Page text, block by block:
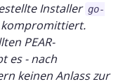
Installer go-
PEAR-
es - nach
keinen Anlass zur